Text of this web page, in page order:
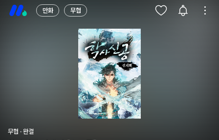
만화 무협
무협 · 완결